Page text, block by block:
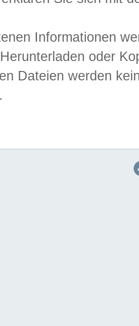
Informationen
oder
Dateien werden